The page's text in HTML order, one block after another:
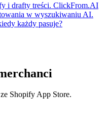
i drafty treści. ClickFrom.AI
w wyszukiwaniu AI.
każdy pasuje?
Shopify App Store.